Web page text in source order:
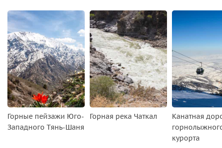
Горные пейзажи Юго-
Западного Тянь-Шаня
Горная река Чаткал
Канатная
курорта